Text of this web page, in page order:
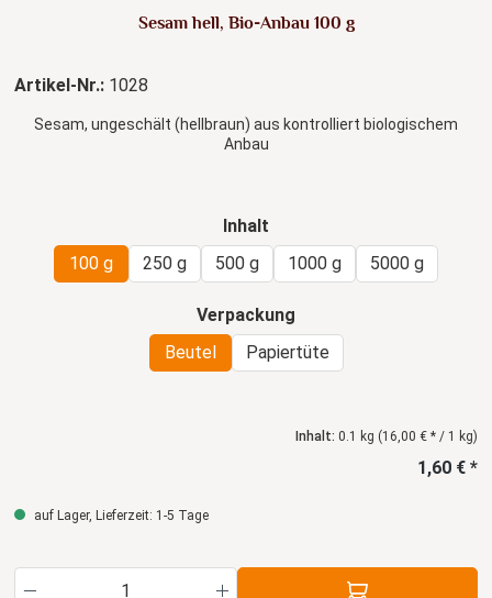
Durchschnittliche Bewertung von 5 von 5 Sternen
Sesam hell, Bio-Anbau 100 g
Artikel-Nr.: 1028
Sesam, ungeschält (hellbraun) aus kontrolliert biologischem
Anbau
Inhalt
100 g
250 g 500 g 1000 g 5000 g
Verpackung
Beutel
Papiertüte
Inhalt: 0.1 kg (16,00 € * / 1 kg)
1,60 € *
auf Lager, Lieferzeit: 1-5 Tage
Produkt Anzahl: Gib den gewünschten Wert